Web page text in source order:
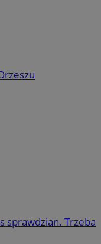
sprawdzian. Trzeba